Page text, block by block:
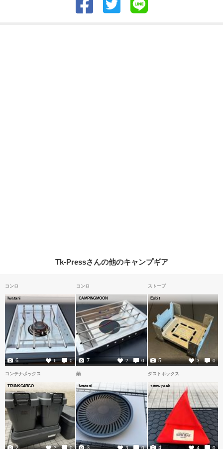
Tk-Pressさんの他のキャンプギア
コンロ
Iwatani
6 0
6
コンロ
CAMPINGMOON
2 0
7
ストーブ
Esbit
3 0
5
コンテナボックス
TRUNKCARGO
3 0
2
鍋
Iwatani
3 0
3
ダストボックス
snow peak
4 0
4